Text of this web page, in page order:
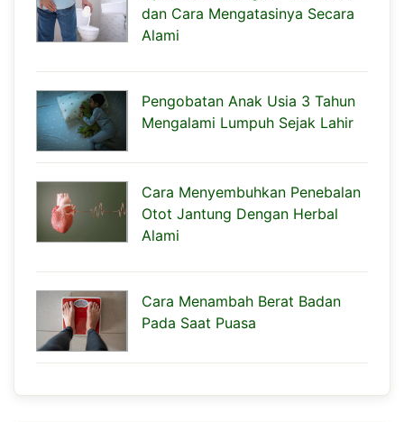
dan Cara Mengatasinya Secara
Alami
Pengobatan Anak Usia 3 Tahun
Mengalami Lumpuh Sejak Lahir
Cara Menyembuhkan Penebalan
Otot Jantung Dengan Herbal
Alami
Cara Menambah Berat Badan
Pada Saat Puasa